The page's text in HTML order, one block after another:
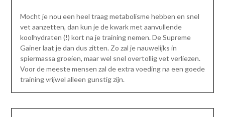
Mocht je nou een heel traag metabolisme hebben en snel
vet aanzetten, dan kun je de kwark met aanvullende
koolhydraten (!) kort na je training nemen. De Supreme
Gainer laat je dan dus zitten. Zo zal je nauwelijks in
spiermassa groeien, maar wel snel overtollig vet verliezen.
Voor de meeste mensen zal de extra voeding na een goede
training vrijwel alleen gunstig zijn.